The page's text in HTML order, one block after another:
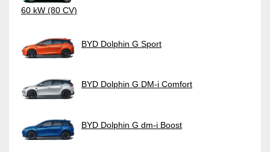
60 kW (80 CV)
BYD Dolphin G Sport
BYD Dolphin G DM-i Comfort
BYD Dolphin G dm-i Boost